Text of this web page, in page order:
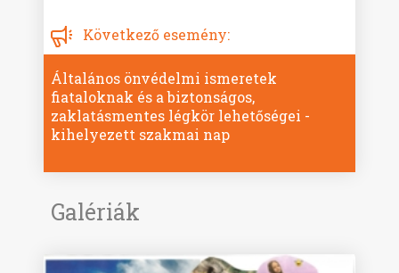
Következő esemény:
Általános önvédelmi ismeretek
fiataloknak és a biztonságos,
zaklatásmentes légkör lehetőségei -
kihelyezett szakmai nap
Galériák